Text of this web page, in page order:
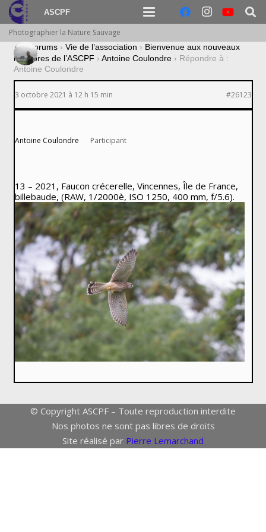
ASCPF
Photographier la Nature Sauvage
› Forums › Vie de l’association › Bienvenue aux nouveaux
membres de l’ASCPF › Antoine Coulondre › Répondre à :
Antoine Coulondre
3 octobre 2021 à 12 h 15 min #26123
Antoine Coulondre Participant
13 – 2021, Faucon crécerelle, Vincennes, Île de France,
billebaude, (RAW, 1/2000è, ISO 1250, 400 mm, f/5.6).
© Copyright ASCPF – Toute reproduction interdite
Nos photos ne sont pas libres de droits
Site réalisé par Pierre Lemarchand